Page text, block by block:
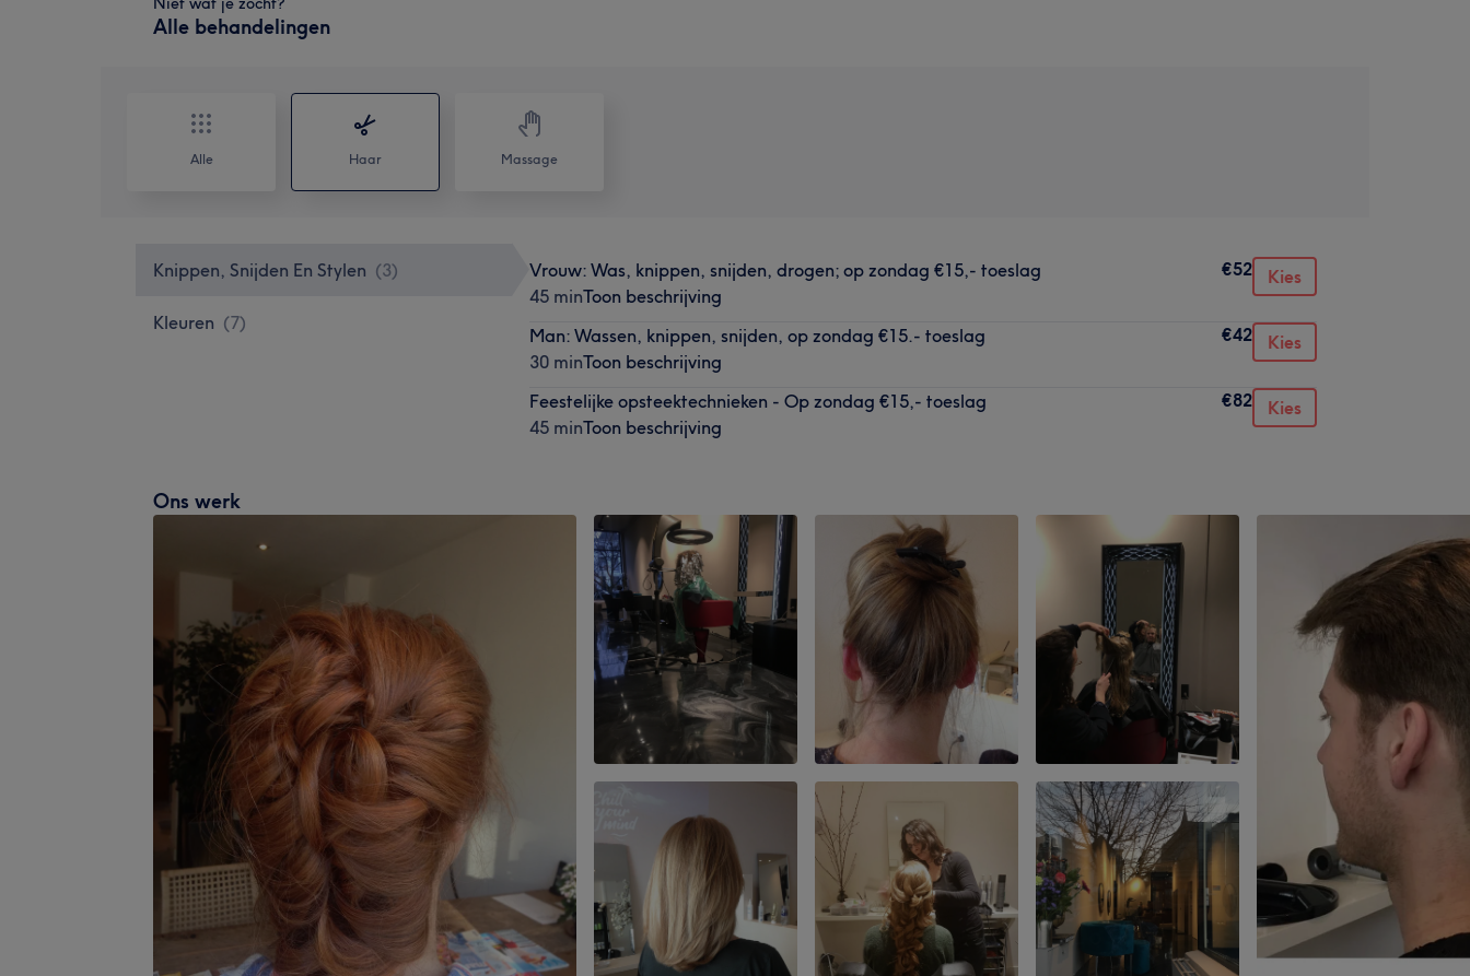
Alle behandelingen
Alle Haar Massage
Knippen, Snijden En Stylen (3)
Kleuren (7)
Vrouw: Was, knippen, snijden, drogen; op zondag €15,- toeslag
45 minToon beschrijving
€52 Kies
Man: Wassen, knippen, snijden, op zondag €15.- toeslag
30 minToon beschrijving
€42 Kies
Feestelijke opsteektechnieken - Op zondag €15,- toeslag
45 minToon beschrijving
€82 Kies
Ons werk